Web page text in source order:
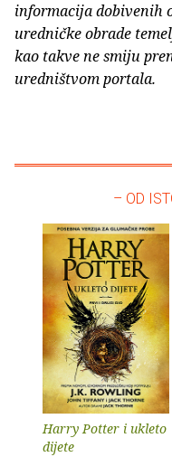
informacija dobivenih
uredničke obrade
kao takve ne smiju
uredništvom portala.
– OD
Harry Potter i ukleto
dijete